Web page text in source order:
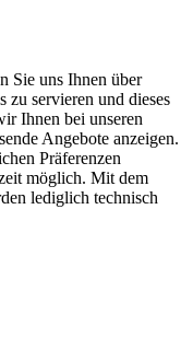
Sie uns Ihnen über
zu servieren und dieses
Ihnen bei unseren
Angebote anzeigen.
Präferenzen
möglich. Mit dem
lediglich technisch